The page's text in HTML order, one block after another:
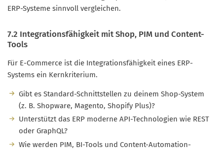
ERP-Systeme sinnvoll vergleichen.
7.2 Integrationsfähigkeit mit Shop, PIM und Content-
Tools
Für E-Commerce ist die Integrationsfähigkeit eines ERP-
Systems ein Kernkriterium.
Gibt es Standard-Schnittstellen zu deinem Shop-System
(z. B. Shopware, Magento, Shopify Plus)?
Unterstützt das ERP moderne API-Technologien wie REST
oder GraphQL?
Wie werden PIM, BI-Tools und Content-Automation-